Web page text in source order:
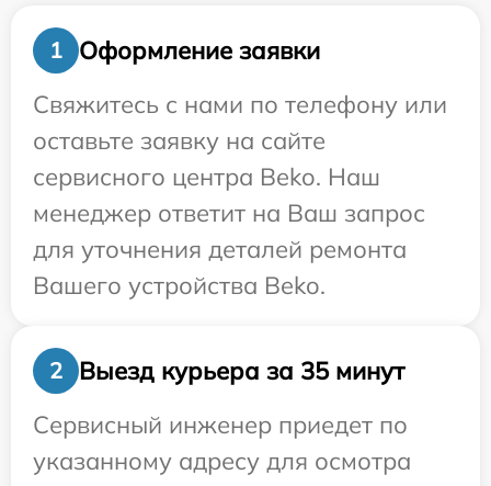
1
Оформление заявки
Свяжитесь с нами по телефону или
оставьте заявку на сайте
сервисного центра Beko. Наш
менеджер ответит на Ваш запрос
для уточнения деталей ремонта
Вашего устройства Beko.
2
Выезд курьера за 35 минут
Сервисный инженер приедет по
указанному адресу для осмотра